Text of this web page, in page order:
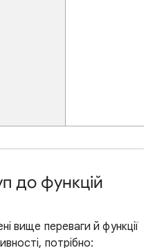
до функцій
вище переваги й функції
потрібно: